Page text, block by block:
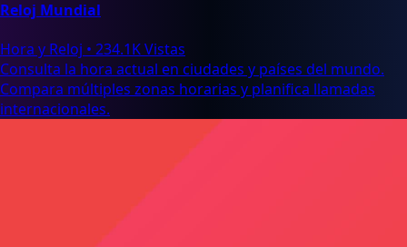
Reloj Mundial
Hora y Reloj • 234.1K Vistas
Consulta la hora actual en ciudades y países del mundo.
Compara múltiples zonas horarias y planifica llamadas
internacionales.